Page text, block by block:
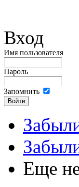
Вход
Имя пользователя
Пароль
Запомнить
Еще